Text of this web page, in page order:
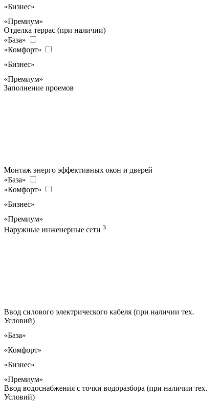
«Бизнес»
«Премиум»
Отделка террас (при наличии)
«База»
«Комфорт»
«Бизнес»
«Премиум»
Заполнение проемов
Монтаж энерго эффективных окон и дверей
«База»
«Комфорт»
«Бизнес»
«Премиум»
Наружные инженерные сети 3
Ввод силового электрического кабеля (при наличии тех.
Условий)
«База»
«Комфорт»
«Бизнес»
«Премиум»
Ввод водоснабжения с точки водоразбора (при наличии тех.
Условий)